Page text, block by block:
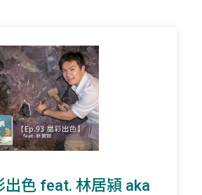
出色 feat. 林居潁 aka